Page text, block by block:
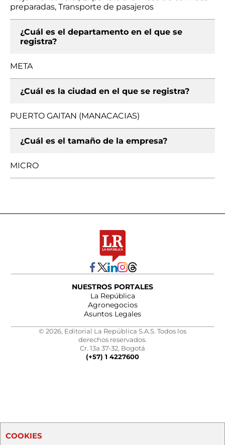
preparadas, Transporte de pasajeros
¿Cuál es el departamento en el que se
registra?
META
¿Cuál es la ciudad en el que se registra?
PUERTO GAITAN (MANACACIAS)
¿Cuál es el tamaño de la empresa?
MICRO
NUESTROS PORTALES
La República
Agronegocios
Asuntos Legales
© 2026, Editorial La República S.A.S. Todos los
derechos reservados.
Cr. 13a 37-32, Bogotá
(+57) 1 4227600
COOKIES